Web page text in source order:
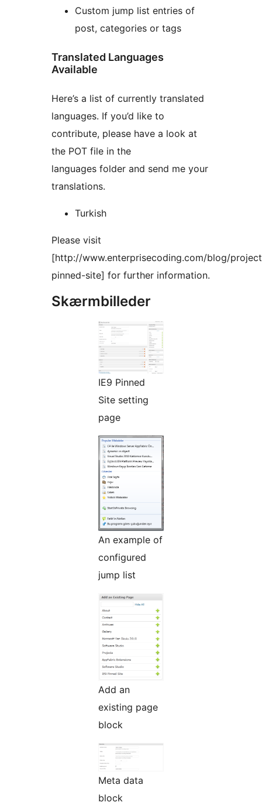
Custom jump list entries of
post, categories or tags
Translated Languages
Available
Here’s a list of currently translated
languages. If you’d like to
contribute, please have a look at
the POT file in the
languages folder and send me your
translations.
Turkish
Please visit
[http://www.enterprisecoding.com/blog/
pinned-site] for further information.
Skærmbilleder
IE9 Pinned
Site setting
page
An example of
configured
jump list
Add an
existing page
block
Meta data
block